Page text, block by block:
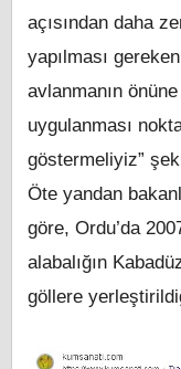
açısından daha
yapılması
avlanmanın
uygulanması
göstermeliyiz”
Öte yandan
göre, Ordu’da
alabalığın
göllere